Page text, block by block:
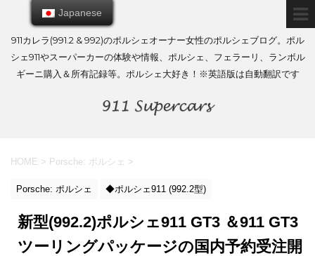
911カレラ(991.2 & 992)のポルシェオーナー女性のポルシェブログ。ポル
シェ911やスーパーカーの体験や情報、ポルシェ、フェラーリ、ランボル
ギーニ購入＆所有記録等。ポルシェ大好き！※英語版は自動翻訳です
HOME > Porsche: ポルシェ >
Porsche: ポルシェ ◆ポルシェ911 (992.2型)
新型(992.2)ポルシェ911 GT3 ＆911 GT3
ツーリングパッケージの国内予約受注開
Japanese
Japanese